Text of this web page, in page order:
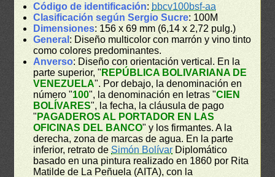
Código de identificación: bbcv100bsf-aa
Clasificación según Sergio Sucre: 100M
Dimensiones: 156 x 69 mm (6,14 x 2,72 pulg.)
General : Diseño multicolor con marrón y vino tinto
como colores predominantes.
Anverso: Diseño con orientación vertical. En la
parte superior, " REPÚBLICA BOLIVARIANA DE
VENEZUELA". Por debajo, la denominación en
número "100", la denominación en letras "CIEN
BOLÍVARES", la fecha, la cláusula de pago
" PAGADEROS AL PORTADOR EN LAS
OFICINAS DEL BANCO" y los firmantes. A la
derecha, zona de marcas de agua. En la parte
inferior, retrato deSimón Bolívar Diplomático
basado en una pintura realizado en 1860 por Rita
Matilde de La Peñuela (AITA), con la